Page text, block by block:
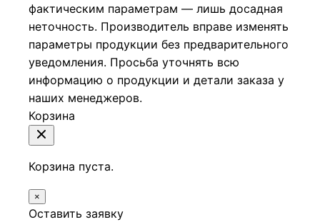
фактическим параметрам — лишь досадная
неточность. Производитель вправе изменять
параметры продукции без предварительного
уведомления. Просьба уточнять всю
информацию о продукции и детали заказа у
наших менеджеров.
Корзина
Корзина пуста.
×
Оставить заявку